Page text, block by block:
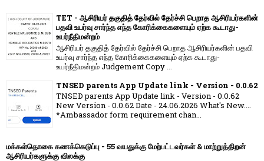
TET - ஆசிரியர் தகுதித் தேர்வில் தேர்ச்சி பெறாத ஆசிரியர்களின்
பதவி உயர்வு சார்ந்த எந்த கோரிக்கைகளையும் ஏற்க கூடாது-
உயர்நீதிமன்றம்
ஆசிரியர் தகுதித் தேர்வில் தேர்ச்சி பெறாத ஆசிரியர்களின் பதவி
உயர்வு சார்ந்த எந்த கோரிக்கைகளையும் ஏற்க கூடாது-
உயர்நீதிமன்றம் Judgement Copy ...
TNSED parents App Update link - Version - 0.0.62
TNSED parents App Update link - Version - 0.0.62
New Version - 0.0.62 Date - 24.06.2026 What's New....
*Ambassador form requirement chan...
மக்கள்தொகை கணக்கெடுப்பு - 55 வயதுக்கு மேற்பட்டவர்கள் & மாற்றுத்திறன்
ஆசிரியர்களுக்கு விலக்கு